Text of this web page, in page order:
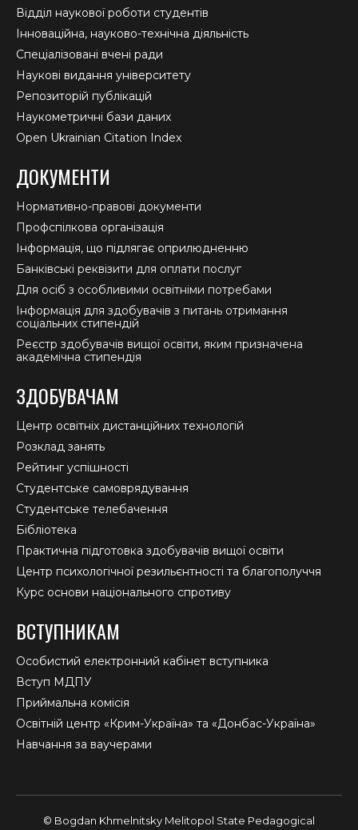
Відділ наукової роботи студентів
Інноваційна, науково-технічна діяльність
Спеціалізовані вчені ради
Наукові видання університету
Репозиторій публікацій
Наукометричні бази даних
Open Ukrainian Citation Index
ДОКУМЕНТИ
Нормативно-правові документи
Профспілкова організація
Інформація, що підлягає оприлюдненню
Банківські реквізити для оплати послуг
Для осіб з особливими освітніми потребами
Інформація для здобувачів з питань отримання
соціальних стипендій
Реєстр здобувачів вищої освіти, яким призначена
академічна стипендія
ЗДОБУВАЧАМ
Центр освітніх дистанційних технологій
Розклад занять
Рейтинг успішності
Студентське самоврядування
Студентське телебачення
Бібліотека
Практична підготовка здобувачів вищої освіти
Центр психологічної резильєнтності та благополуччя
Курс основи національного спротиву
ВСТУПНИКАМ
Особистий електронний кабінет вступника
Вступ МДПУ
Приймальна комісія
Освітній центр «Крим-Україна» та «Донбас-Україна»
Навчання за ваучерами
© Bogdan Khmelnitsky Melitopol State Pedagogical